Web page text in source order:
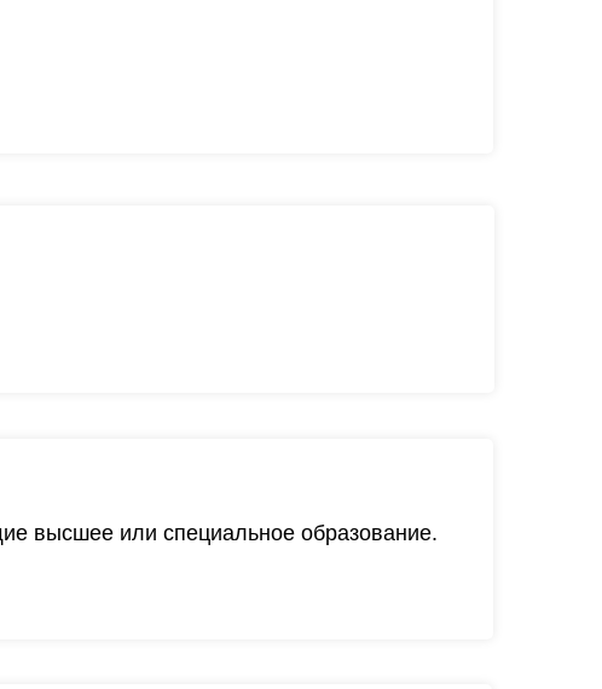
высшее или специальное образование.